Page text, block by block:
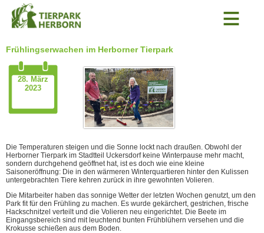
≡
Frühlingserwachen im Herborner Tierpark
28. März
2023
Die Temperaturen steigen und die Sonne lockt nach draußen. Obwohl der
Herborner Tierpark im Stadtteil Uckersdorf keine Winterpause mehr macht,
sondern durchgehend geöffnet hat, ist es doch wie eine kleine
Saisoneröffnung: Die in den wärmeren Winterquartieren hinter den Kulissen
untergebrachten Tiere kehren zurück in ihre gewohnten Volieren.
Die Mitarbeiter haben das sonnige Wetter der letzten Wochen genutzt, um den
Park fit für den Frühling zu machen. Es wurde gekärchert, gestrichen, frische
Hackschnitzel verteilt und die Volieren neu eingerichtet. Die Beete im
Eingangsbereich sind mit leuchtend bunten Frühblühern versehen und die
Krokusse schießen aus dem Boden.